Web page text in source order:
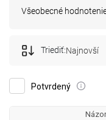
Všeobecné
Potvrdený
Triediť:Najnovší